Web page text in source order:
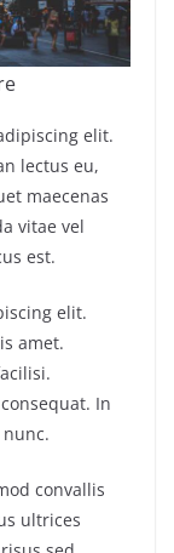
elit.
lectus eu,
maecenas
vitae vel
est.
elit.
amet.
In
convallis
ultrices